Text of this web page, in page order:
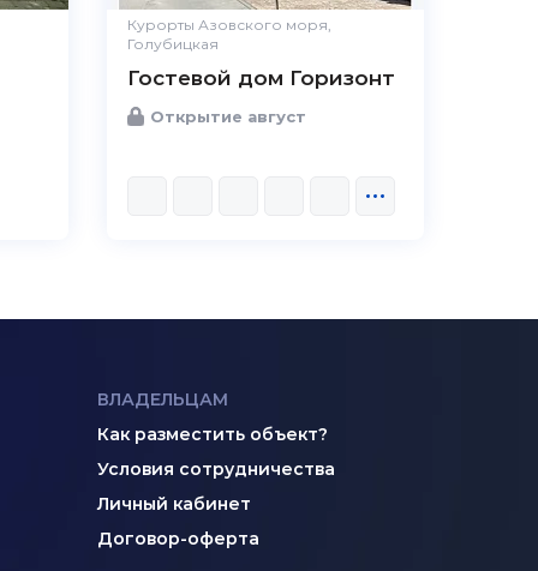
Курорты Азовского моря,
Голубицкая
Гостевой дом Горизонт
Открытие август
ВЛАДЕЛЬЦАМ
Как разместить объект?
Условия сотрудничества
Личный кабинет
Договор-оферта